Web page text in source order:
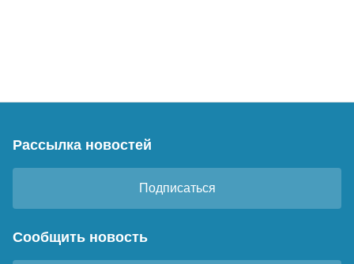
Рассылка новостей
Подписаться
Сообщить новость